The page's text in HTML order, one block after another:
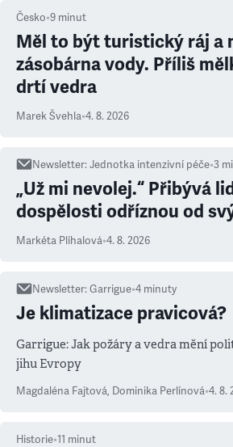
Česko•9 minut
Měl to být turistický ráj a
zásobárna vody. Příliš
drtí vedra
Marek Švehla•4. 8. 2026
Newsletter:Jednotka intenzivní péče•3
„Už mi nevolej.“ Přibývá
dospělosti odříznou od
Markéta Plíhalová•4. 8. 2026
Newsletter:Garrigue•4 minuty
Je klimatizace pravicová?
Garrigue: Jak požáry a vedra mění
jihu Evropy
Magdaléna Fajtová, Dominika Perlínová•4. 8.
Historie•11 minut